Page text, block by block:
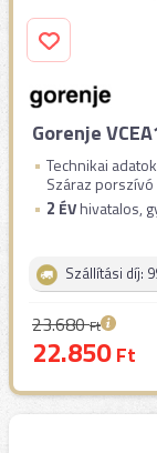
Gorenje
Technikai
Száraz porszívó
2 ÉVhivatalos,
Szállítási díj:
23.680Ft
22.850Ft